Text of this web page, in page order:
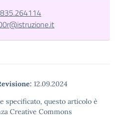
12.09.2024
specificato, questo articolo è
Creative Commons